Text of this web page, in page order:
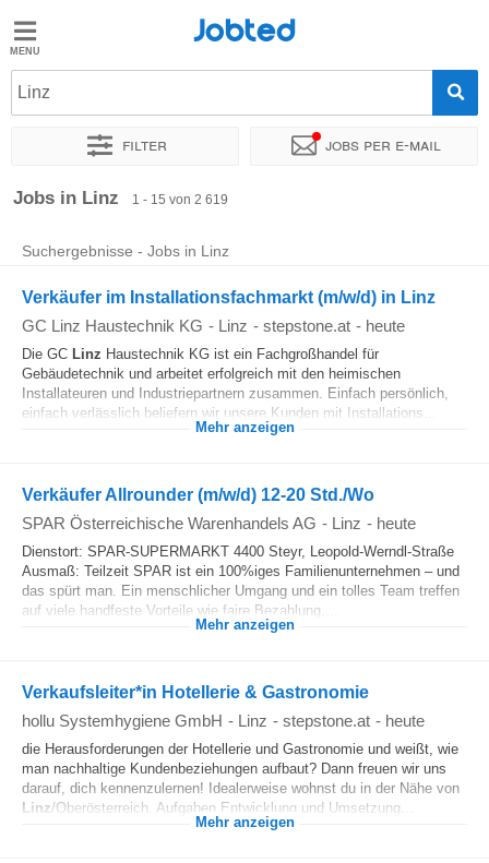
Jobted
Jobs
Jobted
Linz
Filter Jobs per e-mail
Sortieren nach Genauer Standort
Jobs in Linz 1 - 15 von 2 619
Suchergebnisse - Jobs in Linz
Verkäufer im Installationsfachmarkt (m/w/d) in Linz
GC Linz Haustechnik KG - Linz - stepstone.at - heute
Die GC Linz Haustechnik KG ist ein Fachgroßhandel für
Gebäudetechnik und arbeitet erfolgreich mit den heimischen
Installateuren und Industriepartnern zusammen. Einfach persönlich,
einfach verlässlich beliefern wir unsere Kunden mit Installations...
Mehr anzeigen
Verkäufer Allrounder (m/w/d) 12-20 Std./Wo
SPAR Österreichische Warenhandels AG - Linz - heute
Dienstort: SPAR-SUPERMARKT 4400 Steyr, Leopold-Werndl-Straße
Ausmaß: Teilzeit SPAR ist ein 100%iges Familienunternehmen – und
das spürt man. Ein menschlicher Umgang und ein tolles Team treffen
auf viele handfeste Vorteile wie faire Bezahlung,...
Mehr anzeigen
Verkaufsleiter*in Hotellerie & Gastronomie
hollu Systemhygiene GmbH - Linz - stepstone.at - heute
die Herausforderungen der Hotellerie und Gastronomie und weißt, wie
man nachhaltige Kundenbeziehungen aufbaut? Dann freuen wir uns
darauf, dich kennenzulernen! Idealerweise wohnst du in der Nähe von
Linz/Oberösterreich. Aufgaben Entwicklung und Umsetzung...
Mehr anzeigen